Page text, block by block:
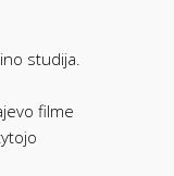
studija.
filme